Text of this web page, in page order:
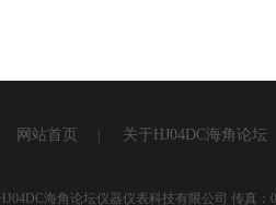
网站首页 关于HJ04DC海角论坛
海角论坛仪器仪表科技有限公司 传真：